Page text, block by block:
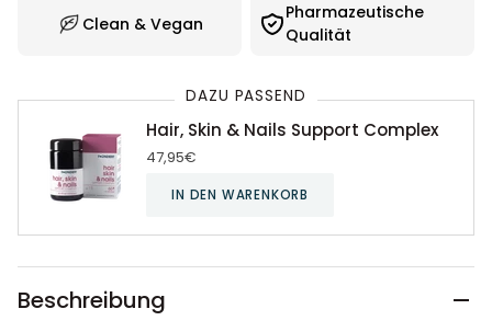
Clean & Vegan
Pharmazeutische
Qualität
DAZU PASSEND
Hair, Skin & Nails Support Complex
47,95€
IN DEN WARENKORB
Beschreibung